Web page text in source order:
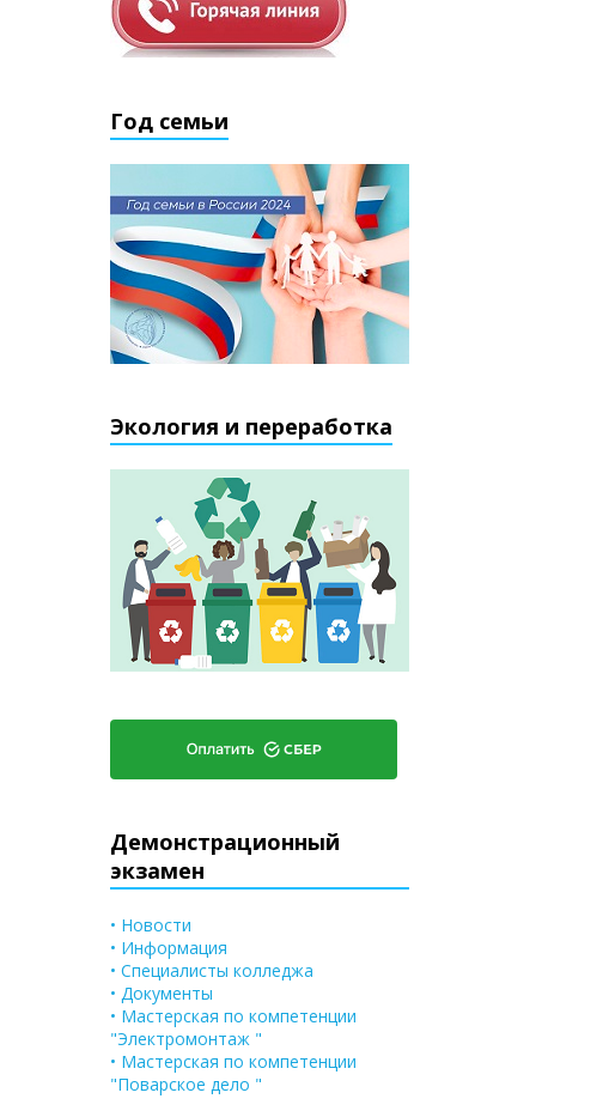
Год семьи
Экология и переработка
Демонстрационный
экзамен
• Новости
• Информация
• Специалисты колледжа
• Документы
• Мастерская по компетенции
"Электромонтаж "
• Мастерская по компетенции
"Поварское дело "